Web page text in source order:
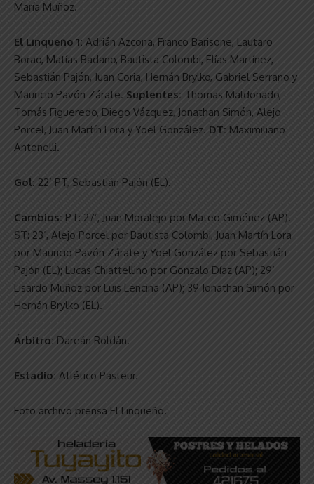
María Muñoz.
El Linqueño 1: Adrián Azcona, Franco Barisone, Lautaro
Borao, Matías Badano, Bautista Colombi, Elías Martínez,
Sebastián Pajón, Juan Coria, Hernán Brylko, Gabriel Serrano y
Mauricio Pavón Zárate. Suplentes: Thomas Maldonado,
Tomás Figueredo, Diego Vázquez, Jonathan Simón, Alejo
Porcel, Juan Martín Lora y Yoel González. DT: Maximiliano
Antonelli.
Gol: 22’ PT, Sebastián Pajón (EL).
Cambios: PT: 27’, Juan Moralejo por Mateo Giménez (AP).
ST: 23’, Alejo Porcel por Bautista Colombi, Juan Martín Lora
por Mauricio Pavón Zárate y Yoel González por Sebastián
Pajón (EL); Lucas Chiattellino por Gonzalo Díaz (AP); 29’
Lisardo Muñoz por Luis Lencina (AP); 39 Jonathan Simón por
Hernán Brylko (EL).
Árbitro: Dareán Roldán.
Estadio: Atlético Pasteur.
Foto archivo prensa El Linqueño.